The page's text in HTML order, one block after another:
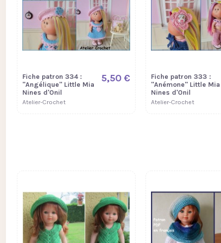
Fiche patron 334 :
"Angélique" Little Mia
Nines d'Onil
Atelier-Crochet
5,50 €
Fiche patron 333 :
"Anémone" Little Mia
Nines d'Onil
Atelier-Crochet